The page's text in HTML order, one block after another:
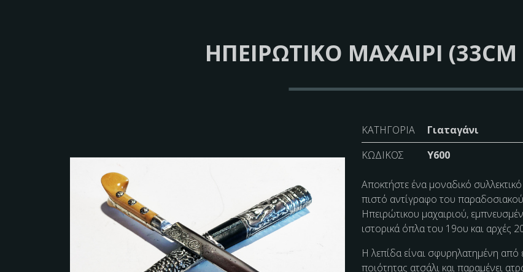
ΗΠΕΙΡΏΤΙΚΟ ΜΑΧΑΊΡΙ (33CM
ΚΑΤΗΓΟΡΊΑ
Γιαταγάνι
ΚΩΔΙΚΌΣ
Y600
Αποκτήστε ένα μοναδικό
πιστό αντίγραφο του παραδοσιακού
Ηπειρώτικου μαχαιριού,
ιστορικά όπλα του 19ου και αρχές
Η λεπίδα είναι σφυρηλατημένη από
ποιότητας ατσάλι και παραμένει